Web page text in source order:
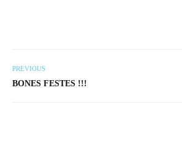
PREVIOUS
BONES FESTES !!!